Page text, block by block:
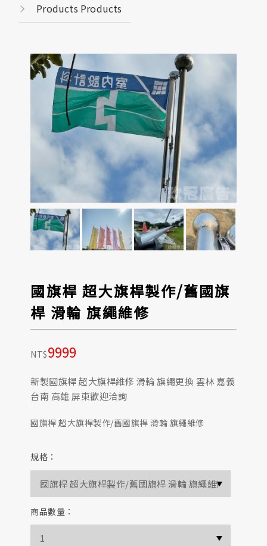
Products Products
國旗桿 超大旗桿製作/舊國旗
桿 滑輪 旗繩維修
NT$9999
新製國旗桿 超大旗桿維修 滑輪 旗繩更換 雲林 嘉義
台南 高雄 屏東歡迎洽詢
國旗桿 超大旗桿製作/舊國旗桿 滑輪 旗繩維修
規格：
商品數量：